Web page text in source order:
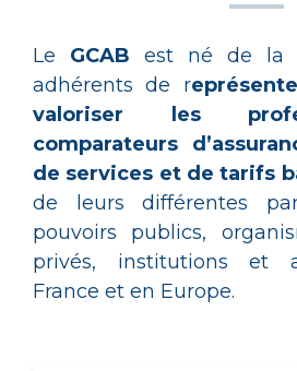
Le GCAB est né de la
adhérents de r
valoriser les
comparateurs
de services et de tarifs
de leurs différentes
pouvoirs publics,
privés, institutions et
France et en Europe.